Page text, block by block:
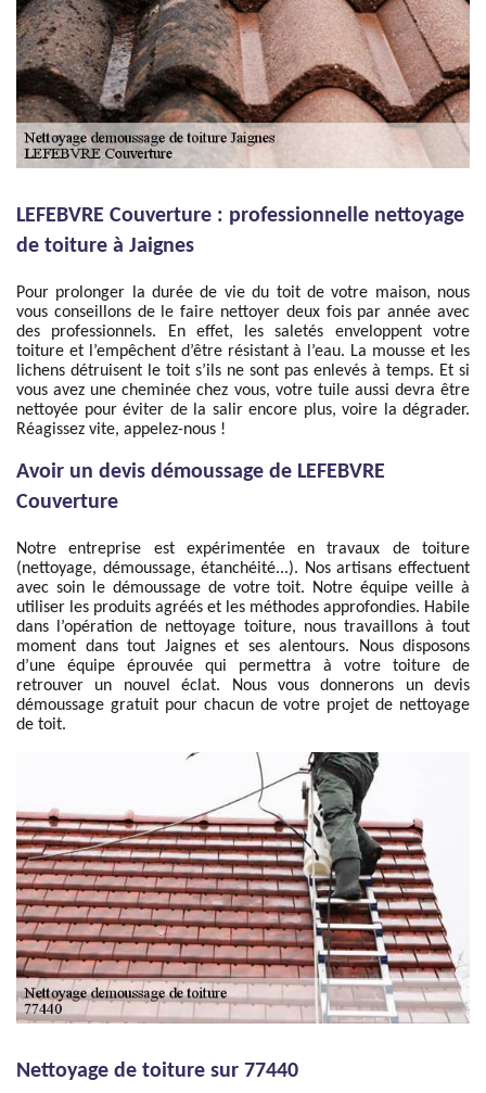
LEFEBVRE Couverture : professionnelle nettoyage
de toiture à Jaignes
Pour prolonger la durée de vie du toit de votre maison, nous
vous conseillons de le faire nettoyer deux fois par année avec
des professionnels. En effet, les saletés enveloppent votre
toiture et l’empêchent d’être résistant à l’eau. La mousse et les
lichens détruisent le toit s’ils ne sont pas enlevés à temps. Et si
vous avez une cheminée chez vous, votre tuile aussi devra être
nettoyée pour éviter de la salir encore plus, voire la dégrader.
Réagissez vite, appelez-nous !
Avoir un devis démoussage de LEFEBVRE
Couverture
Notre entreprise est expérimentée en travaux de toiture
(nettoyage, démoussage, étanchéité...). Nos artisans effectuent
avec soin le démoussage de votre toit. Notre équipe veille à
utiliser les produits agréés et les méthodes approfondies. Habile
dans l’opération de nettoyage toiture, nous travaillons à tout
moment dans tout Jaignes et ses alentours. Nous disposons
d’une équipe éprouvée qui permettra à votre toiture de
retrouver un nouvel éclat. Nous vous donnerons un devis
démoussage gratuit pour chacun de votre projet de nettoyage
de toit.
Nettoyage de toiture sur 77440